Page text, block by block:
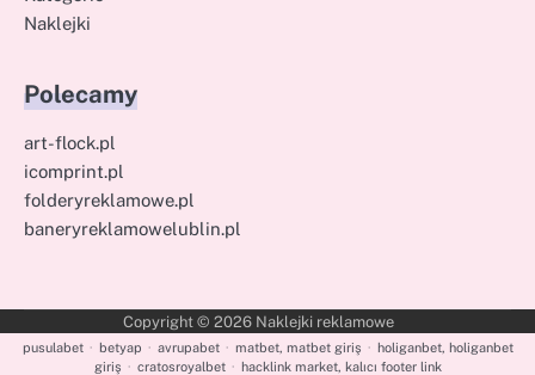
Naklejki
Polecamy
art-flock.pl
icomprint.pl
folderyreklamowe.pl
baneryreklamowelublin.pl
Copyright © 2026 Naklejki reklamowe
pusulabet · betyap · avrupabet · matbet, matbet giriş · holiganbet, holiganbet
giriş · cratosroyalbet · hacklink market, kalıcı footer link